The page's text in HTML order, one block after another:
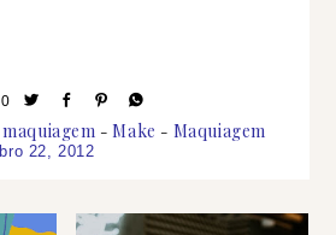
0
Make Maquiagem
22, 2012